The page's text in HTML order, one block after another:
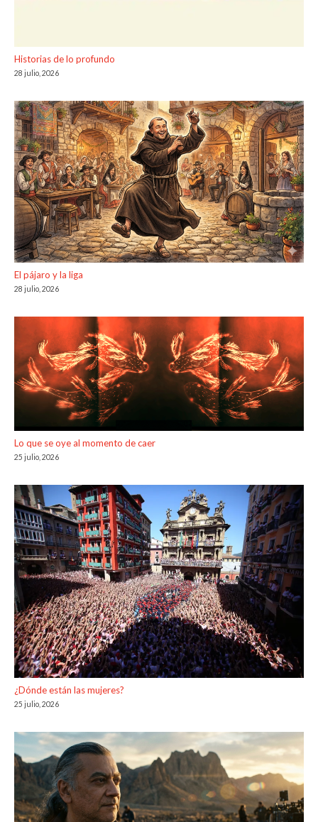
Historias de lo profundo
28 julio, 2026
El pájaro y la liga
28 julio, 2026
Lo que se oye al momento de caer
25 julio, 2026
¿Dónde están las mujeres?
25 julio, 2026